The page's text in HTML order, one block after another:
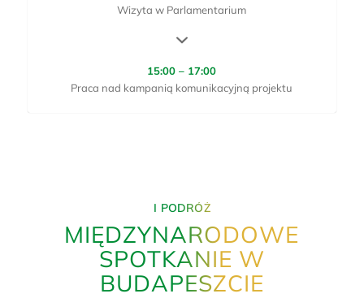
Wizyta w Parlamentarium
15:00 – 17:00
Praca nad kampanią komunikacyjną projektu
I PODRÓŻ
MIĘDZYNARODOWE
SPOTKANIE W
BUDAPESZCIE